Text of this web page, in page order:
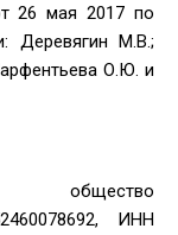
26 мая 2017 по
Деревягин М.В.;
О.Ю. и
общество
ИНН